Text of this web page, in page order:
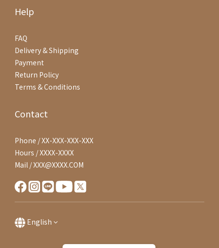
Help
FAQ
Delivery & Shipping
Payment
Return Policy
Terms & Conditions
Contact
Phone / XX-XXX-XXX-XXX
Hours / XXXX-XXXX
Mail / XXX@XXXX.COM
English